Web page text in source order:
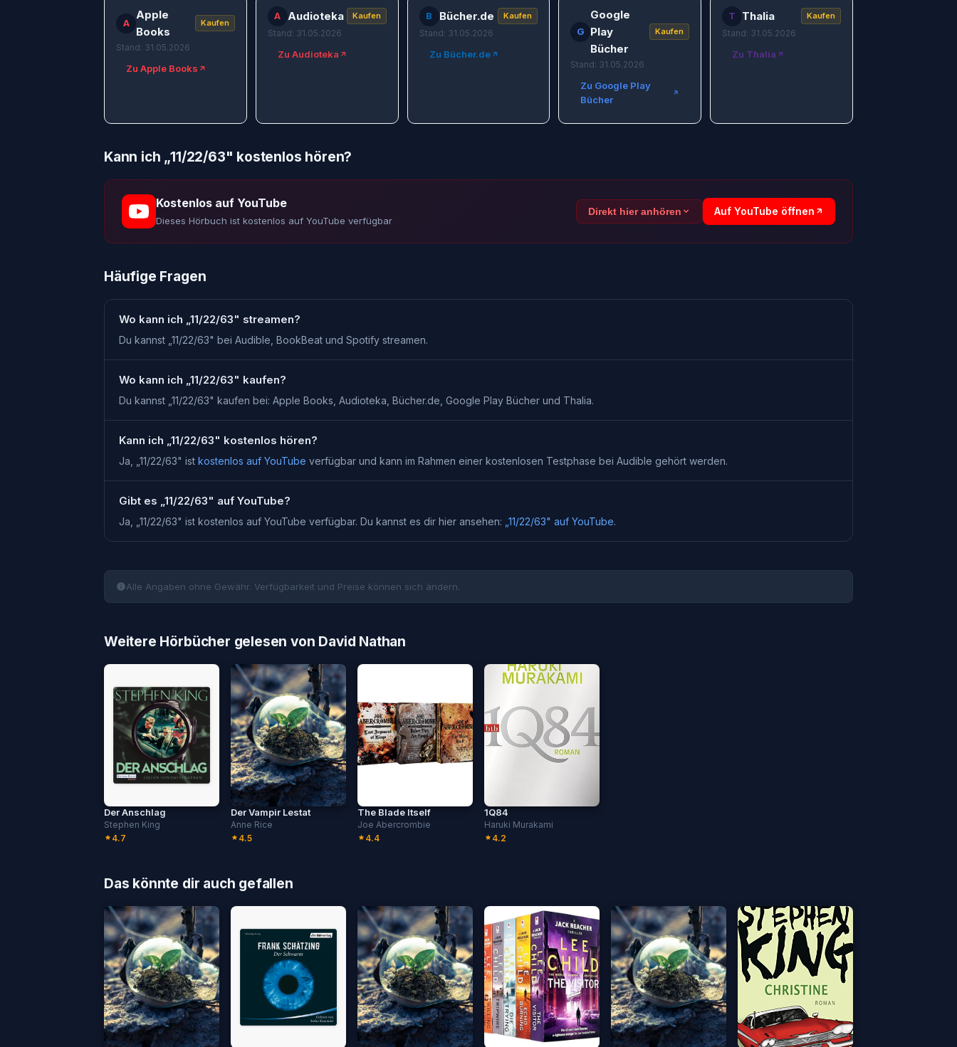
A
Apple
Books
Kaufen
Stand: 31.05.2026
Zu Apple Books
A Audioteka Kaufen
Stand: 31.05.2026
Zu Audioteka
B Bücher.de Kaufen
Stand: 31.05.2026
Zu Bücher.de
G
Google
Play
Bücher
Kaufen
Stand: 31.05.2026
Zu Google Play
Bücher
T Thalia Kaufen
Stand: 31.05.2026
Zu Thalia
Kann ich „11/22/63" kostenlos hören?
Kostenlos auf YouTube
Dieses Hörbuch ist kostenlos auf YouTube verfügbar
Direkt hier anhören Auf YouTube öffnen
Häufige Fragen
Wo kann ich „11/22/63" streamen?
Du kannst „11/22/63" bei Audible, BookBeat und Spotify streamen.
Wo kann ich „11/22/63" kaufen?
Du kannst „11/22/63" kaufen bei: Apple Books, Audioteka, Bücher.de, Google Play Bücher und Thalia.
Kann ich „11/22/63" kostenlos hören?
Ja, „ 11/22/63" ist kostenlos auf YouTube verfügbar und kann im Rahmen einer kostenlosen Testphase bei Audible gehört werden.
Gibt es „11/22/63" auf YouTube?
Ja, „ 11/22/63" ist kostenlos auf YouTube verfügbar. Du kannst es dir hier ansehen: 11/22/63" auf YouTube.
Alle Angaben ohne Gewähr. Verfügbarkeit und Preise können sich ändern.
Weitere Hörbücher gelesen von David Nathan
Der Anschlag
Stephen King
4.7
Der Vampir Lestat
Anne Rice
4.5
The Blade Itself
Joe Abercrombie
4.4
1Q84
Haruki Murakami
4.2
Das könnte dir auch gefallen